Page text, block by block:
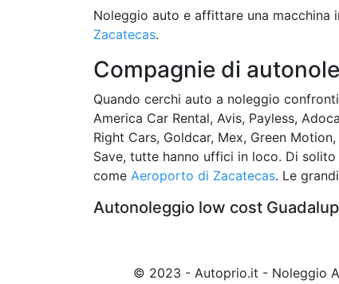
Noleggio auto e affittare una macchina
Zacatecas.
Compagnie di
Quando cerchi auto a noleggio
America Car Rental, Avis, Payless,
Right Cars, Goldcar, Mex, Green
Save, tutte hanno uffici in loco. Di
come Aeroporto di Zacatecas. Le
Autonoleggio low cost
© 2023 - Autoprio.it - Noleggio